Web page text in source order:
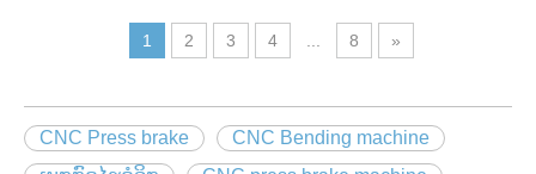
1 2 3 4 8 »
CNC Press brake
CNC Bending machine